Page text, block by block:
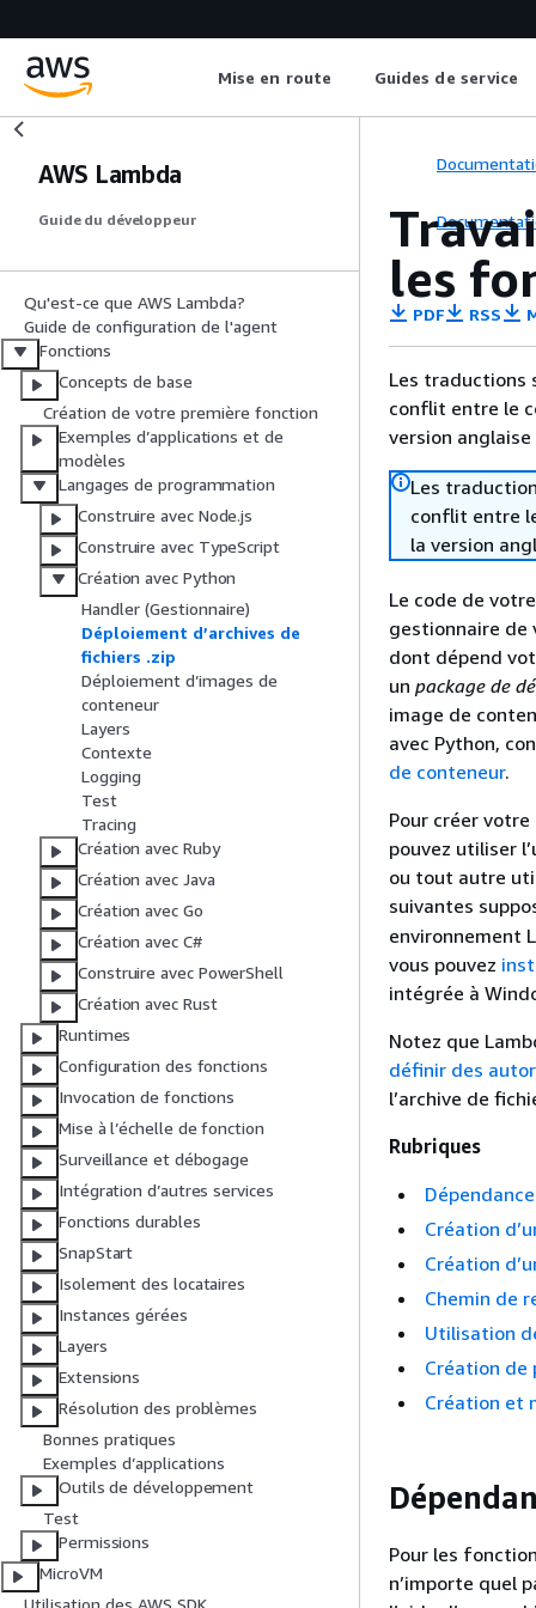
Mise en route Guides de service
AWS Lambda
Guide du développeur
Qu'est-ce que AWS Lambda?
Guide de configuration de l'agent
Fonctions
Concepts de base
Création de votre première fonction
Exemples d’applications et de
modèles
Langages de programmation
Construire avec Node.js
Construire avec TypeScript
Création avec Python
Handler (Gestionnaire)
Déploiement d’archives de
fichiers .zip
Déploiement d’images de
conteneur
Layers
Contexte
Logging
Test
Tracing
Création avec Ruby
Création avec Java
Création avec Go
Création avec C#
Construire avec PowerShell
Création avec Rust
Runtimes
Configuration des fonctions
Invocation de fonctions
Mise à l’échelle de fonction
Surveillance et débogage
Intégration d’autres services
Fonctions durables
SnapStart
Isolement des locataires
Instances gérées
Layers
Extensions
Résolution des problèmes
Bonnes pratiques
Exemples d’applications
Outils de développement
Test
Permissions
MicroVM
les
PDF RSS
Les traductions
conflit entre le
version
Les
conflit entre
la version
Le code de
gestionnaire de
dont dépend
un package de
image de
avec Python,
de conteneur.
Pour créer
pouvez utiliser
ou tout autre
suivantes
environnement
vous pouvez
intégrée à
Notez que
définir des
l’archive de
Rubriques
Création
Création
Chemin de
Utilisation
Création de
Création et
Pour les
n’importe quel